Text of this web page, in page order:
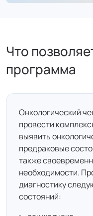
Что
программа
Онкологический
провести
выявить
предраковые
также
необходимости.
диагностику
состояний: